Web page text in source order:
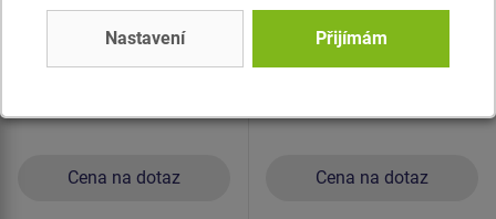
Cena na dotaz Cena na dotaz
Nastavení Přijímám